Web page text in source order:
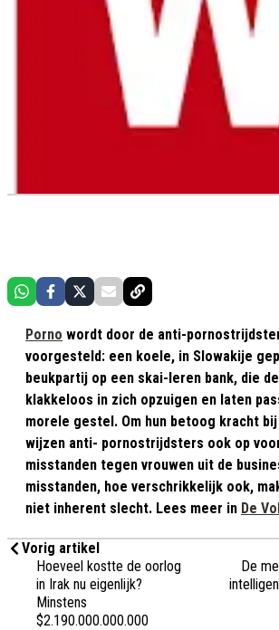
Porno wordt door de anti-
voorgesteld: een koele, in Slowakije
beukpartij op een skai-leren bank, die
klakkeloos in zich opzuigen en laten
morele gestel. Om hun betoog kracht
wijzen anti- pornostrijdsters ook op
misstanden tegen vrouwen uit de
misstanden, hoe verschrikkelijk ook,
niet inherent slecht. Lees meer in De
Vorig artikel
Hoeveel kostte de oorlog
in Irak nu eigenlijk?
Minstens
$2.190.000.000.000
De